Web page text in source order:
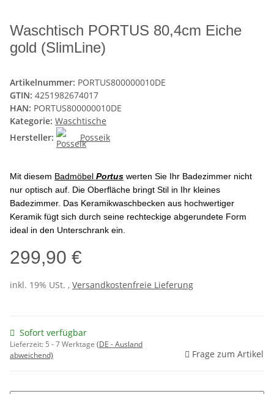
Waschtisch PORTUS 80,4cm Eiche
gold (SlimLine)
Artikelnummer: PORTUS800000010DE
GTIN: 4251982674017
HAN: PORTUS800000010DE
Kategorie: Waschtische
Hersteller:
Posseik
Mit diesem Badmöbel Portus werten Sie Ihr Badezimmer nicht
nur optisch auf. Die Oberfläche bringt Stil in Ihr kleines
Badezimmer. Das Keramikwaschbecken aus hochwertiger
Keramik fügt sich durch seine rechteckige abgerundete Form
ideal in den Unterschrank ein.
299,90 €
inkl. 19% USt. , Versandkostenfreie Lieferung
Sofort verfügbar
Lieferzeit: 5 - 7 Werktage (DE - Ausland
abweichend)
Frage zum Artikel